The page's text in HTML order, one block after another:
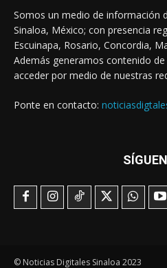
Somos un medio de información
Sinaloa, México; con presencia
Escuinapa, Rosario, Concordia,
Además generamos contenido
acceder por medio de nuestras
Ponte en contacto:
© Noticias Digitales Sinaloa 2023